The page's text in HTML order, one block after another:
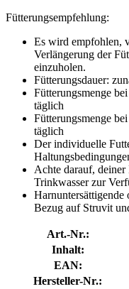
Fütterungsempfehlung:
Es wird empfohlen,
Verlängerung der
einzuholen.
Fütterungsdauer:
Fütterungsmenge
täglich
Fütterungsmenge
täglich
Der individuelle
Achte darauf, deiner
Trinkwasser zur
Harnuntersättigende
Bezug auf Struvit
Art.-Nr.:
Inhalt:
EAN:
Hersteller-Nr.: